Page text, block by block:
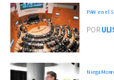
PAN en el
POR
Niega